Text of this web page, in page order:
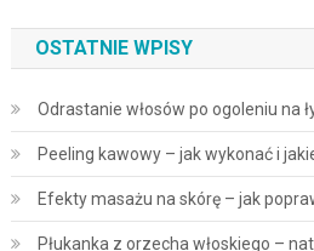
OSTATNIE WPISY
Odrastanie włosów po ogoleniu na
Peeling kawowy – jak wykonać i
Efekty masażu na skórę – jak
Płukanka z orzecha włoskiego –